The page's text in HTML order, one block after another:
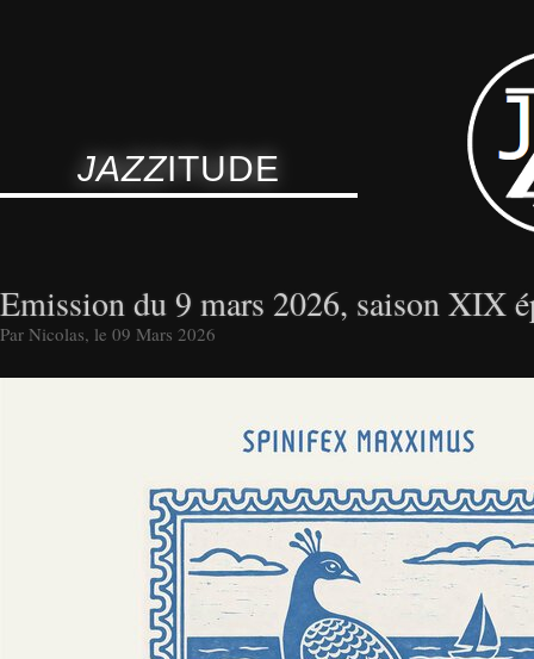
JAZZITUDE
Emission du 9 mars 2026, saison XIX
Par Nicolas, le 09 Mars 2026